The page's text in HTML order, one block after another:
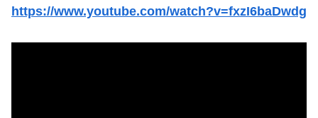
https://www.youtube.com/watch?v=fxzI6baDwdg